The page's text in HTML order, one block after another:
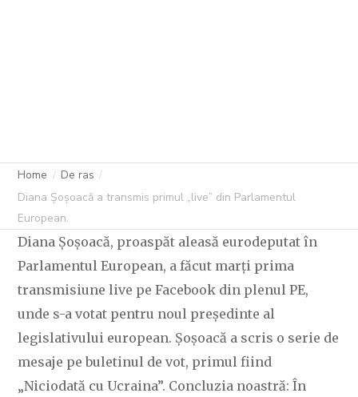
Home
De ras
Diana Șoșoacă a transmis primul „live” din Parlamentul
European.
Diana Șoșoacă, proaspăt aleasă eurodeputat în
Parlamentul European, a făcut marți prima
transmisiune live pe Facebook din plenul PE,
unde s-a votat pentru noul președinte al
legislativului european. Șoșoacă a scris o serie de
mesaje pe buletinul de vot, primul fiind
„Niciodată cu Ucraina”. Concluzia noastră: În